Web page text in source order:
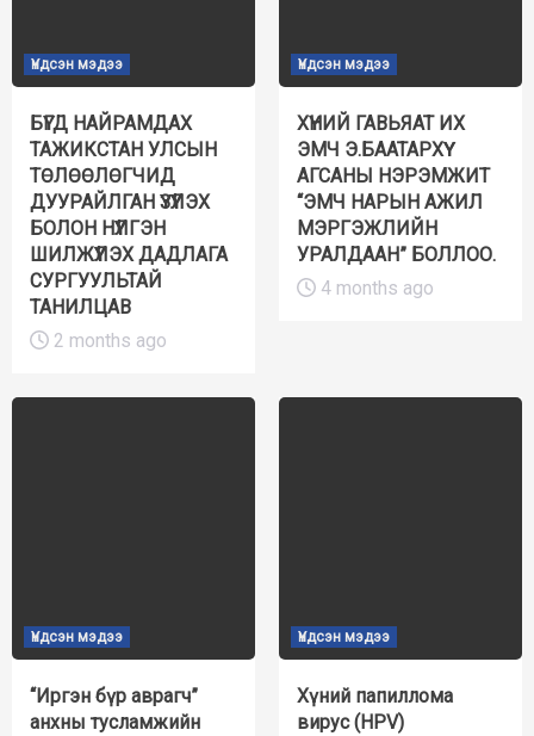
Үндсэн мэдээ
БҮГД НАЙРАМДАХ
ТАЖИКСТАН УЛСЫН
ТӨЛӨӨЛӨГЧИД
ДУУРАЙЛГАН ҮЗҮҮЛЭХ
БОЛОН НҮҮЛГЭН
ШИЛЖҮҮЛЭХ ДАДЛАГА
СУРГУУЛЬТАЙ
ТАНИЛЦАВ
2 months ago
Үндсэн мэдээ
ХҮНИЙ ГАВЬЯАТ ИХ
ЭМЧ Э.БААТАРХҮҮ
АГСАНЫ НЭРЭМЖИТ
“ЭМЧ НАРЫН АЖИЛ
МЭРГЭЖЛИЙН
УРАЛДААН” БОЛЛОО.
4 months ago
Үндсэн мэдээ
“Иргэн бүр аврагч”
анхны тусламжийн
Үндсэн мэдээ
Хүний папиллома
вирус (HPV)